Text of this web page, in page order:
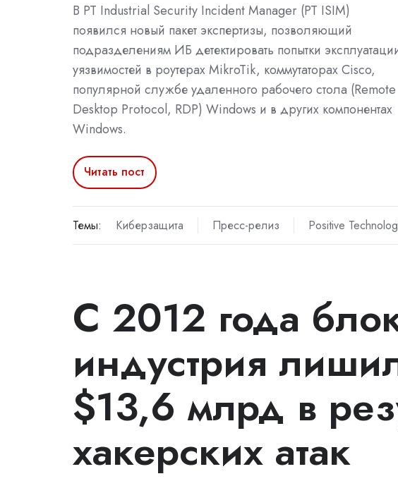
В PT Industrial Security Incident Manager (PT ISIM)
появился новый пакет экспертизы, позволяющий
подразделениям ИБ детектировать попытки
уязвимостей в роутерах MikroTik, коммутаторах Cisco,
популярной службе удаленного рабочего стола (Remote
Desktop Protocol, RDP) Windows и в других компонентах
Windows.
Читать пост
Темы: Киберзащита Пресс-релиз Positive
С 2012 года
индустрия
$13,6 млрд в
хакерских атак